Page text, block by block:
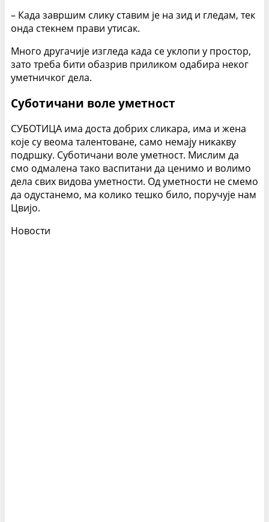
– Када завршим слику ставим је на зид и гледам, тек
онда стекнем прави утисак.
Много другачије изгледа када се уклопи у простор,
зато треба бити обазрив приликом одабира неког
уметничког дела.
Суботичани воле уметност
СУБОТИЦА има доста добрих сликара, има и жена
које су веома талентоване, само немају никакву
подршку. Суботичани воле уметност. Мислим да
смо одмалена тако васпитани да ценимо и волимо
дела свих видова уметности. Од уметности не смемо
да одустанемо, ма колико тешко било, поручује нам
Цвијо.
Новости